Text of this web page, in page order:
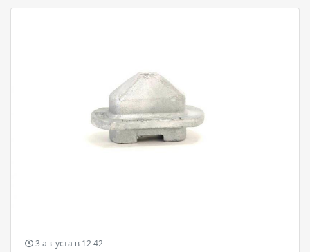
3 августа в 12:42